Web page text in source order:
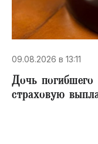
09.08.2026 в 13:11
Дочь
страховую